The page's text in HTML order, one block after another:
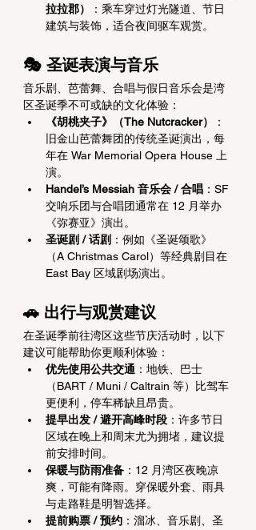
拉拉郡）
：乘车穿过灯光隧道、节日
建筑与装饰，适合夜间驱车观赏。
🎭 圣诞表演与音乐
音乐剧、芭蕾舞、合唱与假日音乐会是湾
区圣诞季不可或缺的文化体验：
《胡桃夹子》（The Nutcracker）
：
旧金山芭蕾舞团的传统圣诞演出，每
年在 War Memorial Opera House 上
演。
Handel’s Messiah 音乐会 / 合唱 ：SF
交响乐团与合唱团通常在 12 月举办
《弥赛亚》演出。
圣诞剧 / 话剧 ：例如《圣诞颂歌》
（A Christmas Carol）等经典剧目在
East Bay 区域剧场演出。
🚗 出行与观赏建议
在圣诞季前往湾区这些节庆活动时，以下
建议可能帮助你更顺利体验：
优先使用公共交通 ：地铁、巴士
（BART / Muni / Caltrain 等）比驾车
更便利，停车稀缺且昂贵。
提早出发 / 避开高峰时段 ：许多节日
区域在晚上和周末尤为拥堵，建议提
前安排时间。
保暖与防雨准备 ：12 月湾区夜晚凉
爽，可能有降雨。穿保暖外套、雨具
与走路鞋是明智选择。
提前购票 / 预约 ：溜冰、音乐剧、圣